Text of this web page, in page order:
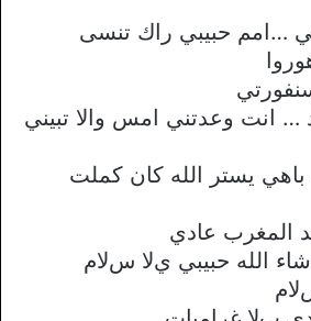
…امم حبيبي راك تنسى
… انت وعدتني امس واﻻ تبيني
باهي يستر الله كان كملت
المغرب عادي
الله حبيبي يﻻ سﻻم